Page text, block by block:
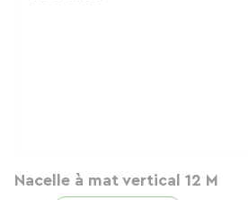
Nacelle à mat vertical 12 M